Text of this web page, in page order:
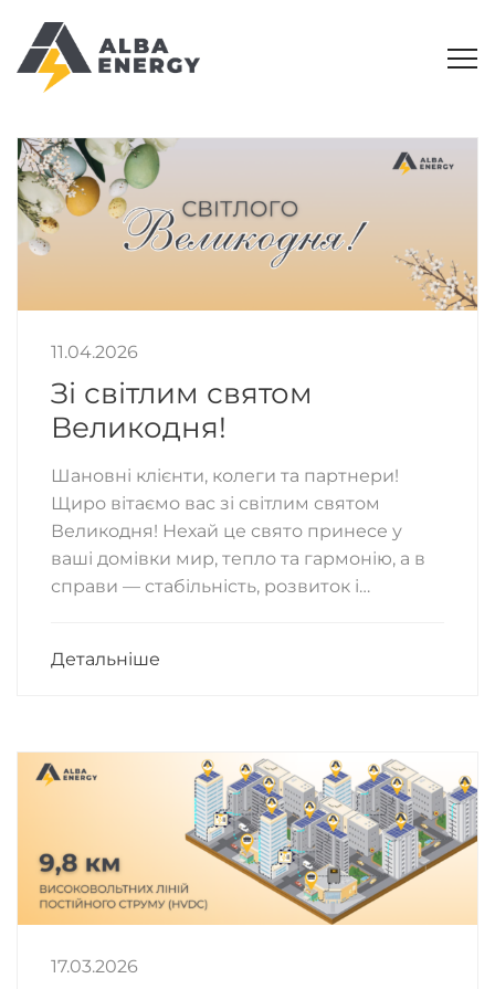
11.04.2026
Зі світлим святом
Великодня!
Шановні клієнти, колеги та партнери!
Щиро вітаємо вас зі світлим святом
Великодня! Нехай це свято принесе у
ваші домівки мир, тепло та гармонію, а в
справи — стабільність, розвиток і…
Детальніше
17.03.2026